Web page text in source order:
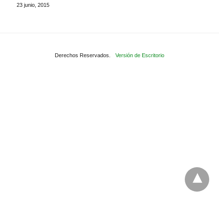
23 junio, 2015
Derechos Reservados. Versión de Escritorio